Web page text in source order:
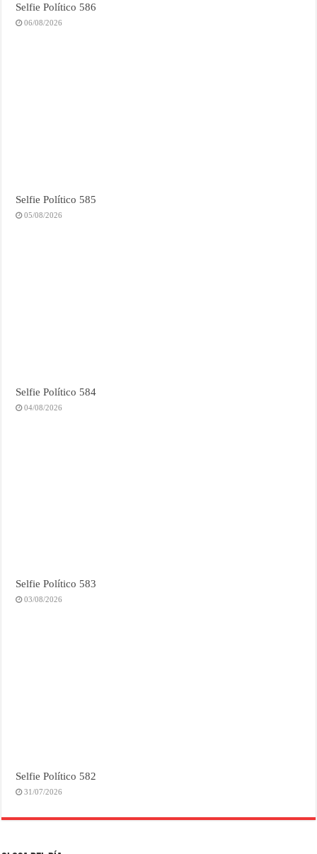
Selfie Político 586
06/08/2026
Selfie Político 585
05/08/2026
Selfie Político 584
04/08/2026
Selfie Político 583
03/08/2026
Selfie Político 582
31/07/2026